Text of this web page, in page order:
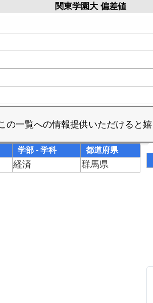
関東学園大 偏差値
学部 - 学科 都道府県
経済 群馬県